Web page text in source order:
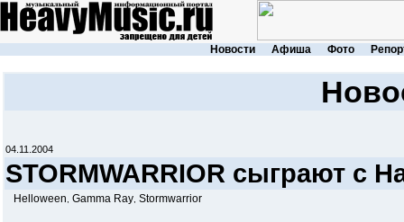
Новости Афиша Фото
04.11.2004
STORMWARRIOR сыграют с
Helloween Gamma Ray Stormwarrior